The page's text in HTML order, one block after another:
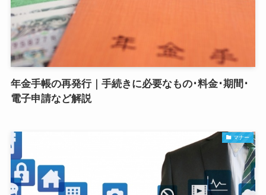
年金手帳の再発行｜手続きに必要なもの･料金･期間･
電子申請など解説
マナー